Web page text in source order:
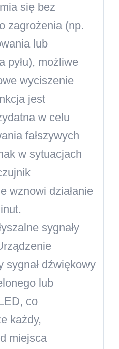
się bez
zagrożenia (np.
lub
pyłu), możliwe
wyciszenie
jest
w celu
fałszywych
w sytuacjach
wznowi działanie
sygnały
sygnał dźwiękowy
lub
co
każdy,
miejsca